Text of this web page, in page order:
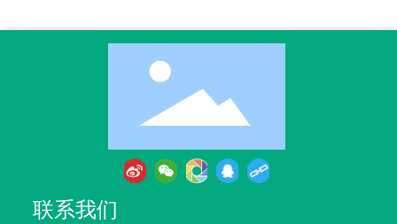
联系我们